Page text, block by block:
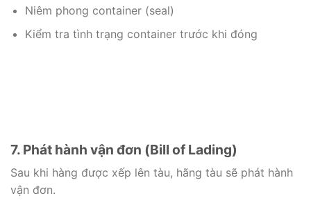
Niêm phong container (seal)
Kiểm tra tình trạng container trước khi đóng
7. Phát hành vận đơn (Bill of Lading)
Sau khi hàng được xếp lên tàu, hãng tàu sẽ phát hành
vận đơn.